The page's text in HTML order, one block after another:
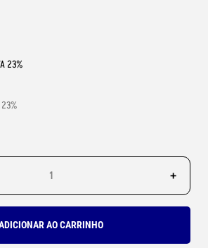
23%
+
AO CARRINHO